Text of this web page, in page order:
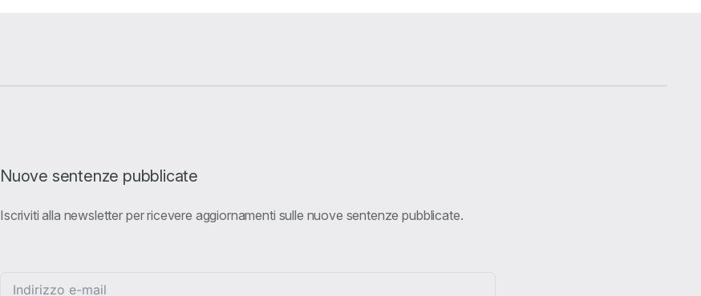
Nuove sentenze pubblicate
Iscriviti alla newsletter per ricevere aggiornamenti sulle nuove sentenze pubblicate.